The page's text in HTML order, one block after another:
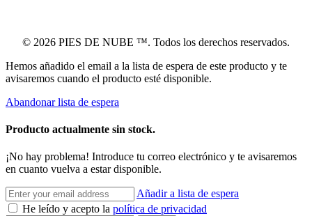
© 2026 PIES DE NUBE ™. Todos los derechos reservados.
Hemos añadido el email a la lista de espera de este producto y te
avisaremos cuando el producto esté disponible.
Abandonar lista de espera
Producto actualmente sin stock.
¡No hay problema! Introduce tu correo electrónico y te avisaremos
en cuanto vuelva a estar disponible.
Añadir a lista de espera
He leído y acepto la política de privacidad